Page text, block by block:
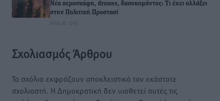
Νέα αεροσκάφη, drones, δασοκομάντος: Τι έχει αλλάξει
στην Πολιτική Προστασί
07.08.26 · 12:47
Σχολιασμός Άρθρου
Τα σχόλια εκφράζουν αποκλειστικά τον εκάστοτε
σχολιαστή. Η Δημοκρατική δεν υιοθετεί αυτές τις